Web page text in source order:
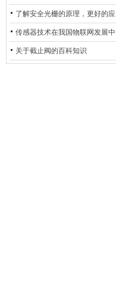
其发展前景
了解安全光栅的原理，更好的应
用安全光栅
传感器技术在我国物联网发展中
的地位*
关于截止阀的百科知识